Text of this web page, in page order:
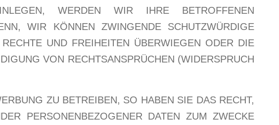
WERDEN WIR IHRE BETROFFENEN
WIR KÖNNEN ZWINGENDE SCHUTZWÜRDIGE
UND FREIHEITEN ÜBERWIEGEN ODER DIE
VON RECHTSANSPRÜCHEN (WIDERSPRUCH
ZU BETREIBEN, SO HABEN SIE DAS RECHT,
PERSONENBEZOGENER DATEN ZUM ZWECKE